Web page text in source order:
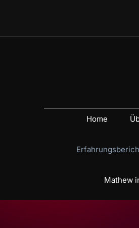
Home
Mathew